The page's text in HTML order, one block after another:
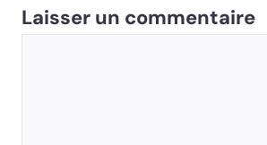
Laisser un commentaire